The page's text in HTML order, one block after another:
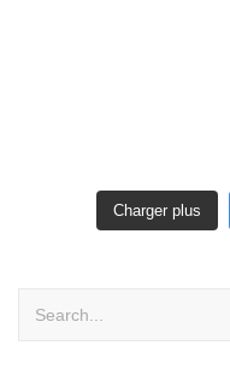
Charger plus